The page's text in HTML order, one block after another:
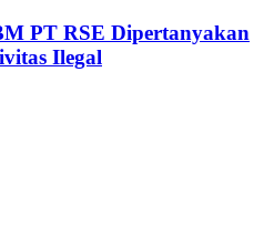
PT RSE Dipertanyakan
Ilegal